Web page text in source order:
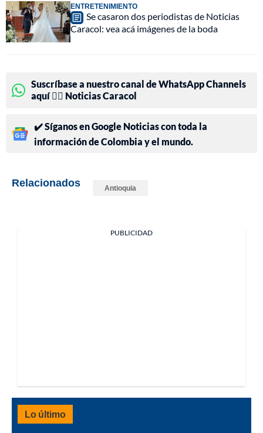
ENTRETENIMIENTO
Se casaron dos periodistas de Noticias
Caracol: vea acá imágenes de la boda
Suscríbase a nuestro canal de WhatsApp Channels
aquí 👉🏻 Noticias Caracol
✔️ Síganos en Google Noticias con toda la
información de Colombia y el mundo.
Relacionados Antioquia
PUBLICIDAD
Lo último